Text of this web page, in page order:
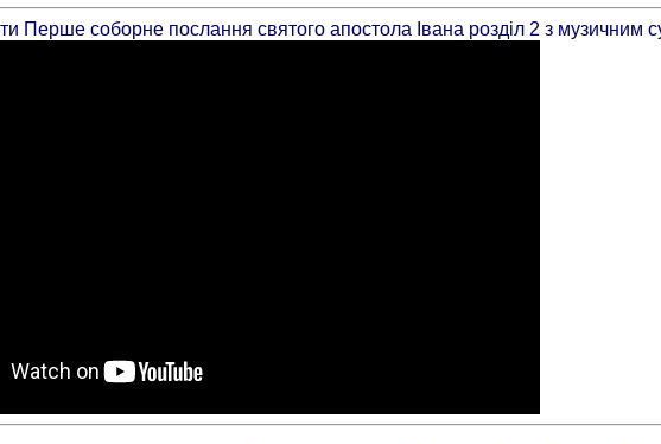
Перше соборне послання святого апостола Івана розділ 2 з музичним